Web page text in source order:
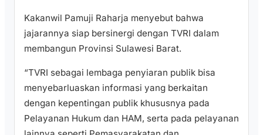
Kakanwil Pamuji Raharja menyebut bahwa
jajarannya siap bersinergi dengan TVRI dalam
membangun Provinsi Sulawesi Barat.
“TVRI sebagai lembaga penyiaran publik bisa
menyebarluaskan informasi yang berkaitan
dengan kepentingan publik khususnya pada
Pelayanan Hukum dan HAM, serta pada pelayanan